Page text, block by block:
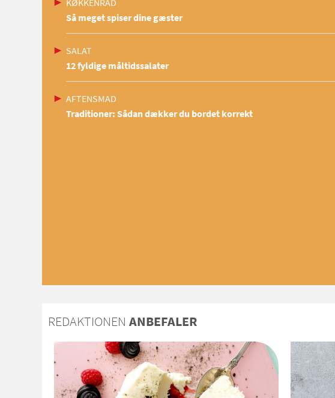
KØKKENRÅD
Så meget spiser dine gæster
SALAT
12 fyldige måltidssalater
AFTENSMAD
Traditioner: Sådan dækker du bordet korrekt
REDAKTIONEN ANBEFALER